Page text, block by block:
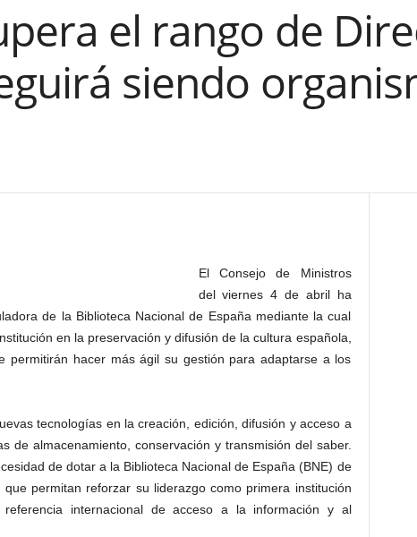
el rango de
siendo
El Consejo de Ministros
del viernes 4 de abril ha
de la Biblioteca Nacional de España mediante la cual
en la preservación y difusión de la cultura española,
permitirán hacer más ágil su gestión para adaptarse a los
tecnologías en la creación, edición, difusión y acceso a
de almacenamiento, conservación y transmisión del saber.
de dotar a la Biblioteca Nacional de España (BNE) de
permitan reforzar su liderazgo como primera institución
internacional de acceso a la información y al